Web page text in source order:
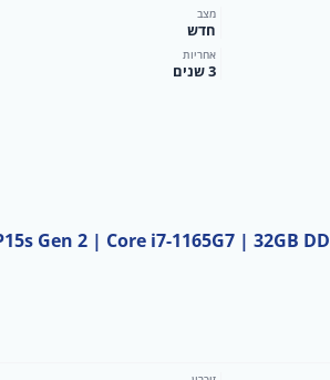
מצב
חדש
אחריות
3 שנים
Gen 2 | Core i7-1165G7 | 32GB